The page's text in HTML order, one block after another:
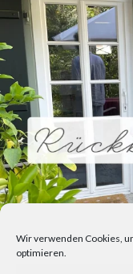
Wir verwenden Cookies,
optimieren.